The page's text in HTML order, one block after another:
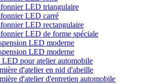
LED triangulaire
LED carré
LED rectangulaire
LED de forme spéciale
LED moderne
LED moderne
LED pour atelier automobile
d'atelier en nid d'abeille
d'atelier d'entretien automobile